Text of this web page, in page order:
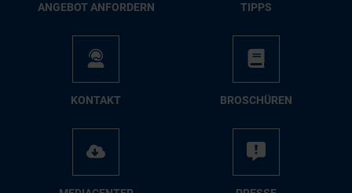
AN­GE­BOT AN­FOR­DERN TIPPS
KON­TAKT BRO­SCHÜ­REN